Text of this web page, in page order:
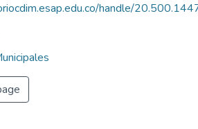
handle/